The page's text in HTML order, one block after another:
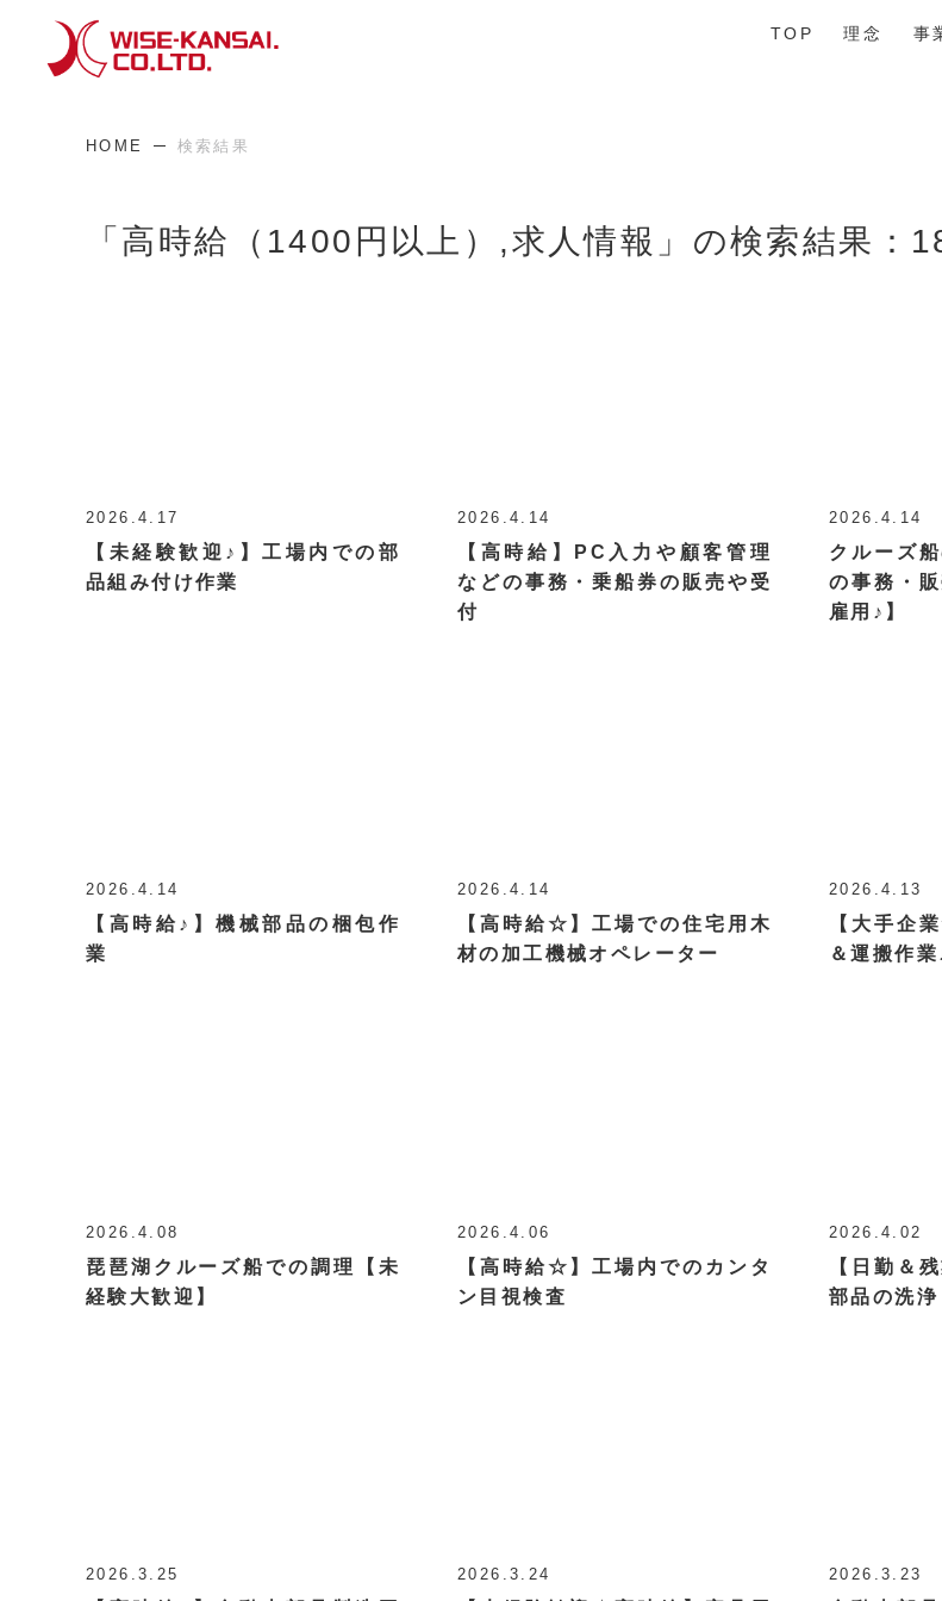
TOP 理念 事
HOME 検索結果
「高時給（1400円以上）,求人情報」の検索結果：
2026.4.17
【未経験歓迎♪】工場内での部
品組み付け作業
2026.4.14
【高時給】PC入力や顧客管理
などの事務・乗船券の販売や受
付
2026.4.14
クルーズ
の事務・
雇用♪】
2026.4.14
【高時給♪】機械部品の梱包作
業
2026.4.14
【高時給☆】工場での住宅用木
材の加工機械オペレーター
2026.4.13
【大手企
＆運搬作業
2026.4.08
琵琶湖クルーズ船での調理【未
経験大歓迎】
2026.4.06
【高時給☆】工場内でのカンタ
ン目視検査
2026.4.02
【日勤＆
部品の洗
2026.3.25 2026.3.24 2026.3.23